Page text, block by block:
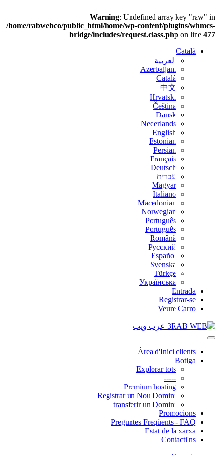
Warning: Undefined array key "raw" in
/home/rabwebco/public_html/home/wp-content/plugins/whmcs-
bridge/includes/request.class.php on line 477
Català
العربية
Azerbaijani
Català
中文
Hrvatski
Čeština
Dansk
Nederlands
English
Estonian
Persian
Français
Deutsch
עברית
Magyar
Italiano
Macedonian
Norwegian
Português
Português
Română
Русский
Español
Svenska
Türkçe
Українська
Entrada
Registrar-se
Veure Carro
Canvia
navegació
Àrea d'Inici clients
Botiga
Explorar tots
-----
Premium hosting
Registrar un Nou Domini
transferir un Domini
Promocions
Preguntes Freqüents - FAQ
Estat de la xarxa
Contacti'ns